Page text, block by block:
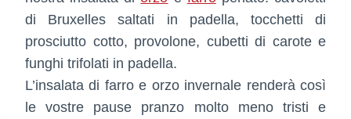
di Bruxelles saltati in padella, tocchetti di
prosciutto cotto, provolone, cubetti di carote e
funghi trifolati in padella.
L’insalata di farro e orzo invernale renderà così
le vostre pause pranzo molto meno tristi e